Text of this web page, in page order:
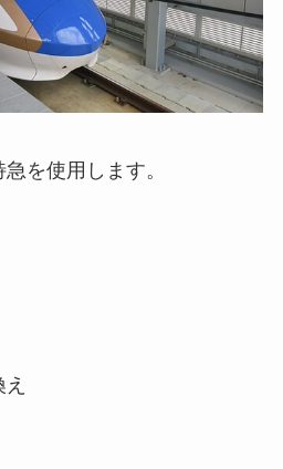
を使用します。